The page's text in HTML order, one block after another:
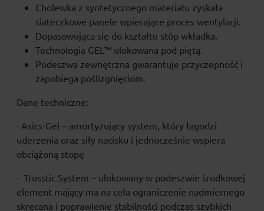
Cholewka z syntetycznego materiału zyskała
siateczkowe panele wpierające proces wentylacji.
Dopasowująca się do kształtu stóp wkładka.
Technologia GEL™ ulokowana pod piętą.
Podeszwa zewnętrzna gwarantuje przyczepność i
zapobiega poślizgnięciom.
Dane techniczne:
· Asics-Gel – amortyzujący system, który łagodzi
uderzenia oraz siły nacisku i jednocześnie wspiera
obciążoną stopę
· Trusstic System – ulokowany w podeszwie środkowej
element mający ma na celu ograniczenie nadmiernego
skręcana i poprawienie stabilności podczas szybkich